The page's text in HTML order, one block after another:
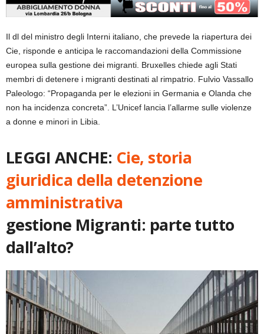
Il dl del ministro degli Interni italiano, che prevede la riapertura dei
Cie, risponde e anticipa le raccomandazioni della Commissione
europea sulla gestione dei migranti. Bruxelles chiede agli Stati
membri di detenere i migranti destinati al rimpatrio. Fulvio Vassallo
Paleologo: “Propaganda per le elezioni in Germania e Olanda che
non ha incidenza concreta”. L’Unicef lancia l’allarme sulle violenze
a donne e minori in Libia.
LEGGI ANCHE: Cie, storia
giuridica della detenzione
amministrativa
gestione Migranti: parte tutto
dall’alto?